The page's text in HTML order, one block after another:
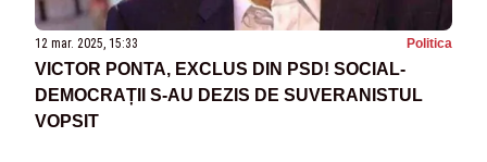
12 mar. 2025, 15:33 Politica
VICTOR PONTA, EXCLUS DIN PSD! SOCIAL-
DEMOCRAȚII S-AU DEZIS DE SUVERANISTUL
VOPSIT